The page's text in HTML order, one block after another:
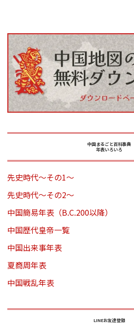
中国まるごと百科事典
年表いろいろ
先史時代～その1～
先史時代～その2～
中国簡易年表（B.C.200以降）
中国歴代皇帝一覧
中国出来事年表
夏商周年表
中国戦乱年表
LINEお友達登録